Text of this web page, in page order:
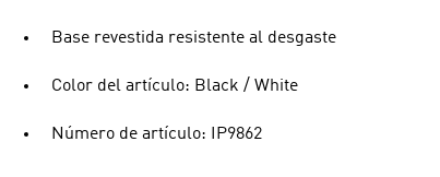
Base revestida resistente al desgaste
Color del artículo: Black / White
Número de artículo: IP9862